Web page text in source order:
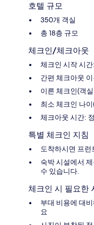
호텔 규모
350개 객실
총 18층 규모
체크인/체크아웃
체크인 시작 시
간편 체크아웃
이른 체크인(객
최소 체크인 나이
체크아웃 시간:
특별 체크인 지침
도착하시면 프런
숙박 시설에서
수 있습니다.
체크인 시 필요한
부대 비용에 대
요